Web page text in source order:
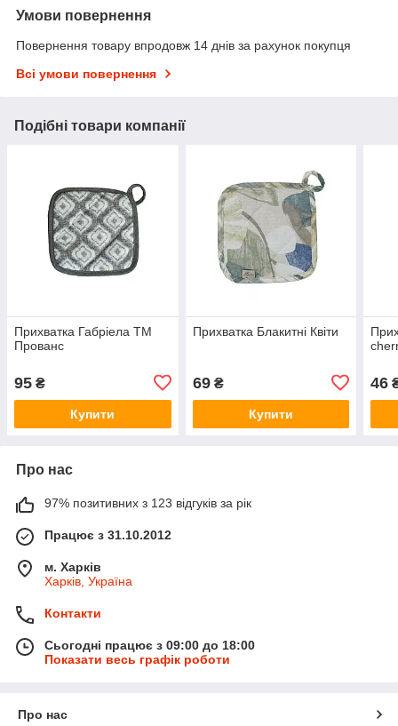
Умови повернення
Повернення товару впродовж 14 днів за рахунок покупця
Всі умови повернення
Подібні товари компанії
Прихватка Габріела ТМ
Прованс
95 ₴
Купити
Прихватка Блакитні Квіти
69₴
Купити
46
Про нас
97% позитивних з 123 відгуків за рік
Працює з 31.10.2012
м. Харків
Харків, Україна
Контакти
Сьогодні працює з 09:00 до 18:00
Показати весь графік роботи
Про нас